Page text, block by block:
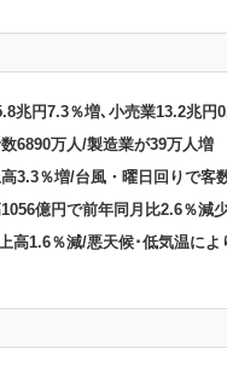
兆円7.3％増､小売業13.2兆円
6890万人/製造業が39万人増
3.3％増/台風・曜日回りで客
億円で前年同月比2.6％減
高1.6％減/悪天候･低気温によ